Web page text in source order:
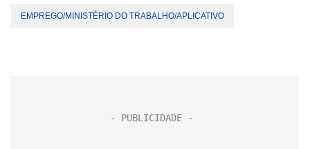
EMPREGO/MINISTÉRIO DO TRABALHO/APLICATIVO